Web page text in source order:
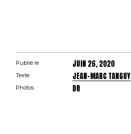
Publié le JUIN 26, 2020
Texte JEAN-MARC TANGUY
Photos DR